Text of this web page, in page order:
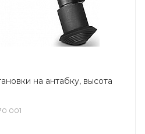
на антабку, высота
001